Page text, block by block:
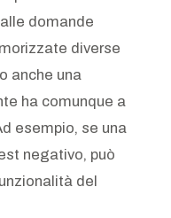
domande
diverse
anche una
ha comunque a
esempio, se una
negativo, può
del